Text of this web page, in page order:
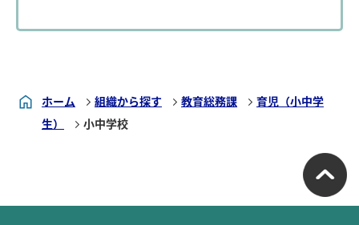
ホーム 組織から探す 教育総務課
育児（小中学
生）
小中学校